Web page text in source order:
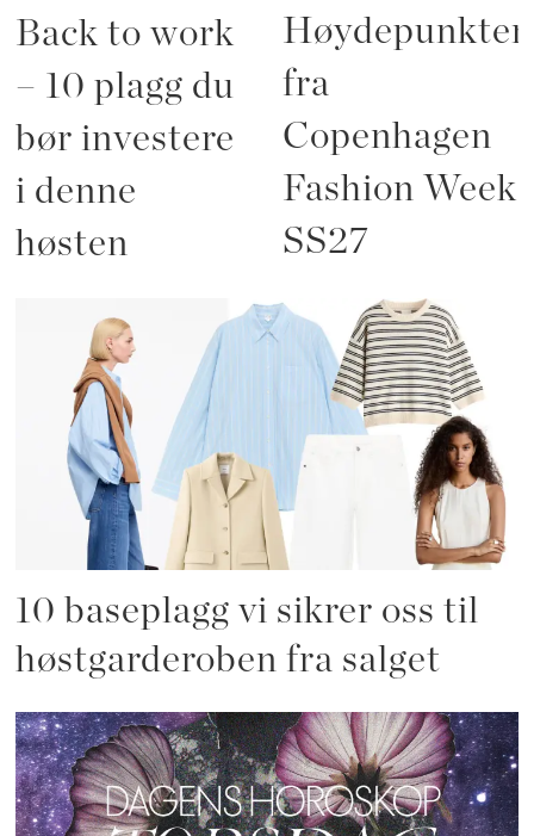
Back to work
– 10 plagg du
bør investere
i denne
høsten
fra
Copenhagen
Fashion Week
SS27
10 baseplagg vi sikrer oss til
høstgarderoben fra salget